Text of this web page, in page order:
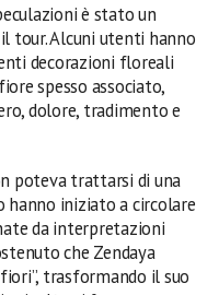
è stato un
tour. Alcuni utenti hanno
decorazioni floreali
spesso associato,
dolore, tradimento e
poteva trattarsi di una
hanno iniziato a circolare
da interpretazioni
che Zendaya
trasformando il suo